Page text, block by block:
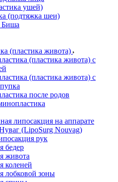
ушей)
(подтяжка шеи)
Биша
(пластика живота)
(пластика живота) с
(пластика живота) с
после родов
липосакция на аппарате
(LipoSurg Nouvag)
рук
бедер
живота
коленей
лобковой зоны